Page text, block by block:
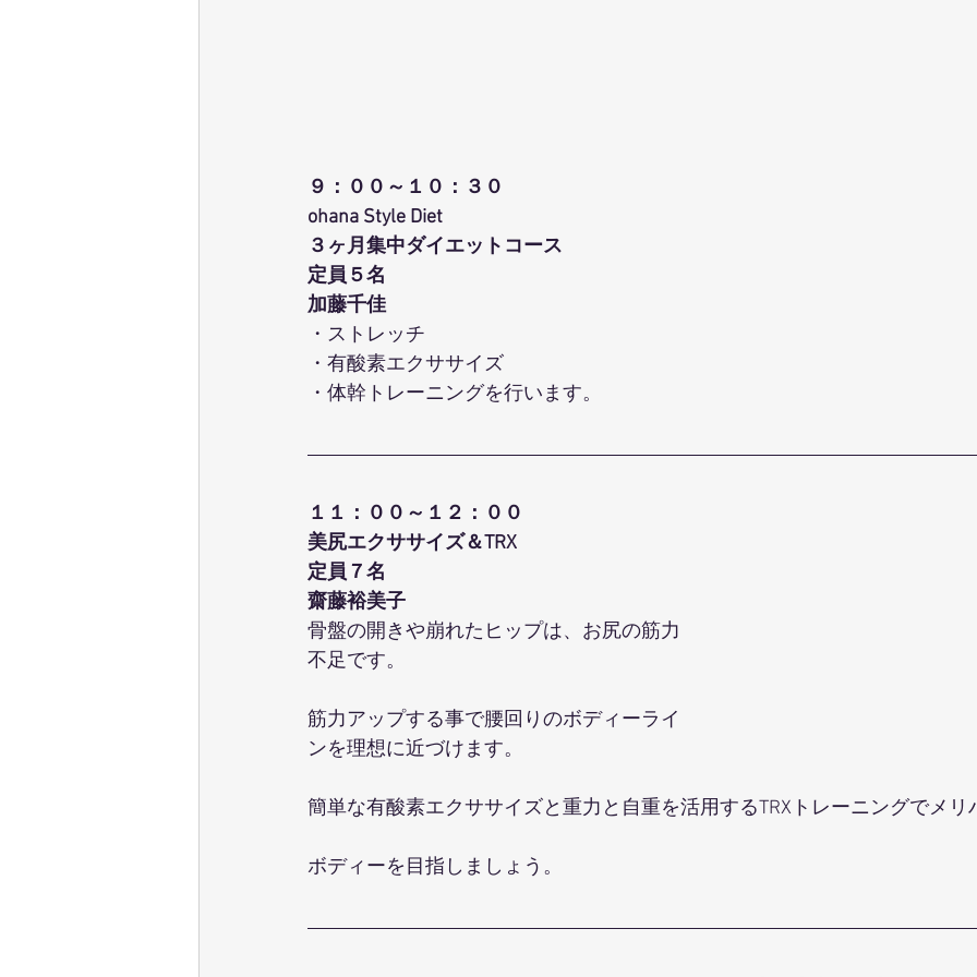
９：００～１０：３０
ohana Style Diet
３ヶ月集中ダイエットコース
定員５名
加藤千佳
・ストレッチ
・有酸素エクササイズ
・体幹トレーニングを行います。
１１：００～１２：００
美尻エクササイズ＆TRX
定員７名
齋藤裕美子
骨盤の開きや崩れたヒップは、お尻の筋力
不足です。
筋力アップする事で腰回りのボディーライ
ンを理想に近づけます。
簡単な有酸素エクササイズと重力と自重を活用するTRXトレーニングでメリ
ボディーを目指しましょう。